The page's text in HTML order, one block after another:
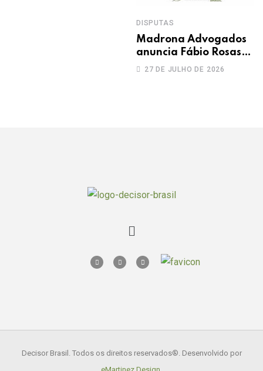
DISPUTAS
Madrona Advogados
anuncia Fábio Rosas
como novo sócio
27 DE JULHO DE 2026
Decisor Brasil. Todos os direitos reservados®. Desenvolvido por